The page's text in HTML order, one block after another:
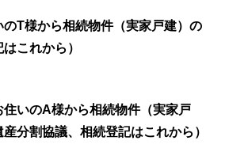
T様から相続物件（実家戸建）の
これから）
いのA様から相続物件（実家戸
分割協議、相続登記はこれから）